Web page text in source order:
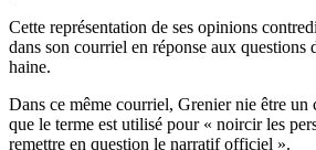
Cette représentation de ses opinions
dans son courriel en réponse aux questions
haine.
Dans ce même courriel, Grenier nie être
que le terme est utilisé pour « noircir les
remettre en question le narratif officiel ».